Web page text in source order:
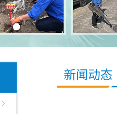
新闻动态